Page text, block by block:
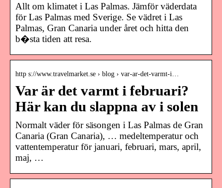
Allt om klimatet i Las Palmas. Jämför väderdata
för Las Palmas med Sverige. Se vädret i Las
Palmas, Gran Canaria under året och hitta den
b�sta tiden att resa.
http s://www.travelmarket.se › blog › var-ar-det-varmt-i…
Var är det varmt i februari?
Här kan du slappna av i solen
Normalt väder för säsongen i Las Palmas de Gran
Canaria (Gran Canaria), … medeltemperatur och
vattentemperatur för januari, februari, mars, april,
maj, …